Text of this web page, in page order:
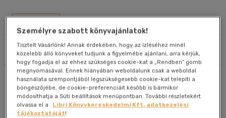
Szűrés Rendezés
Cím szerint A-Z
Szerző szerint A-Z
Megjelenítés
20 db / oldal
40 db / oldal
Összesen4db
Személyre szabott könyvajánlatok!
Tisztelt Vásárlónk! Annak érdekében, hogy az ízléséhez minél
közelebb álló könyveket tudjunk a figyelmébe ajánlani, arra kérjük,
hogy fogadja el az ehhez szükséges cookie-kat a „Rendben” gomb
megnyomásával. Ennek hiányában weboldalunk csak a weboldal
használata szempontjából legszükségesebb cookie-kat telepíti a
böngészőjébe, de cookie-preferenciáit később is bármikor
módosíthatja a Süti beállítások menüpontban. További részletekért
olvassa el a
Libri Könyvkereskedelmi Kft. adatkezelési
tájékoztatóját!